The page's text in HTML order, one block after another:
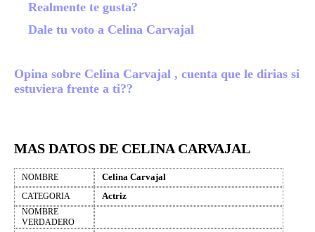
Realmente te gusta?
Dale tu voto a Celina Carvajal
Opina sobre Celina Carvajal , cuenta que le dirias si
estuviera frente a ti??
MAS DATOS DE CELINA CARVAJAL
NOMBRE Celina Carvajal
CATEGORIA Actriz
NOMBRE
VERDADERO